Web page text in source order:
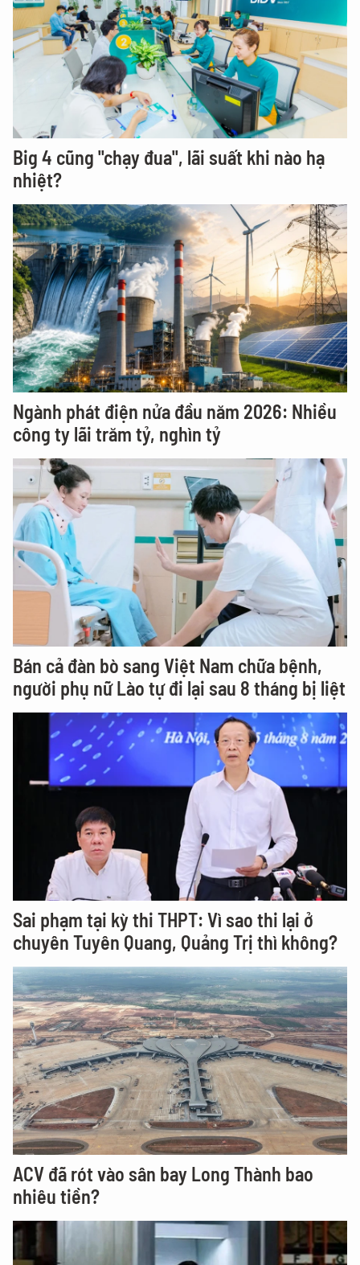
Big 4 cũng "chạy đua", lãi suất khi nào hạ
nhiệt?
Ngành phát điện nửa đầu năm 2026: Nhiều
công ty lãi trăm tỷ, nghìn tỷ
Bán cả đàn bò sang Việt Nam chữa bệnh,
người phụ nữ Lào tự đi lại sau 8 tháng bị liệt
Sai phạm tại kỳ thi THPT: Vì sao thi lại ở
chuyên Tuyên Quang, Quảng Trị thì không?
ACV đã rót vào sân bay Long Thành bao
nhiêu tiền?